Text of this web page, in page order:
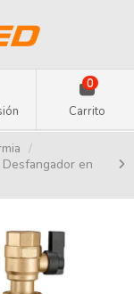
0
Carrito
Desfangador en